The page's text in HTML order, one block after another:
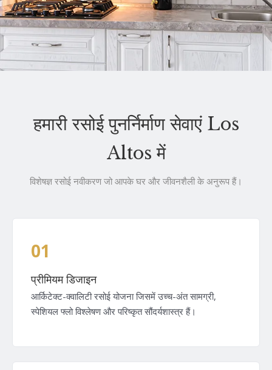
हमारी रसोई पुनर्निर्माण सेवाएं Los
Altos में
विशेषज्ञ रसोई नवीकरण जो आपके घर और जीवनशैली के अनुरूप हैं।
01
प्रीमियम डिजाइन
आर्किटेक्ट-क्वालिटी रसोई योजना जिसमें उच्च-अंत सामग्री,
स्पेशियल फ्लो विश्लेषण और परिष्कृत सौंदर्यशास्त्र हैं।